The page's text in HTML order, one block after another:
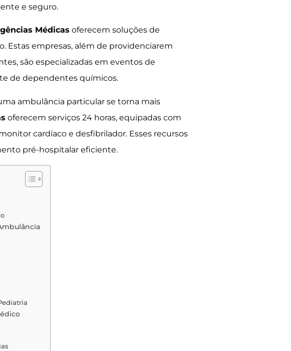
e seguro.
Médicas oferecem soluções de
Estas empresas, além de providenciarem
são especializadas em eventos de
de dependentes químicos.
ambulância particular se torna mais
oferecem serviços 24 horas, equipadas com
cardíaco e desfibrilador. Esses recursos
pré-hospitalar eficiente.